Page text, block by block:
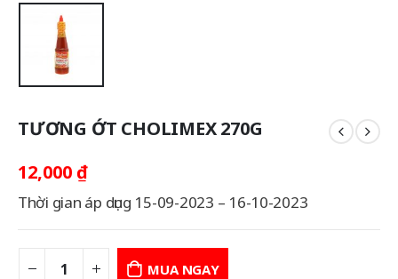
TƯƠNG ỚT CHOLIMEX 270G
12,000 ₫
Thời gian áp dụng 15-09-2023 – 16-10-2023
MUA NGAY